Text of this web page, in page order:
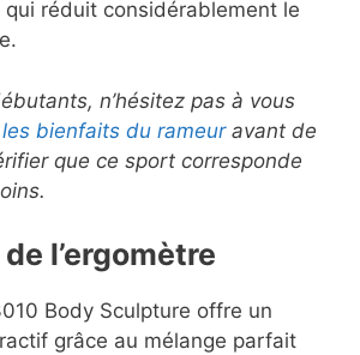
qui réduit considérablement le
n’hésitez pas à vous
les bienfaits du rameuravant de
que ce sport corresponde
l’ergomètre
Body Sculpture offre un
grâce au mélange parfait